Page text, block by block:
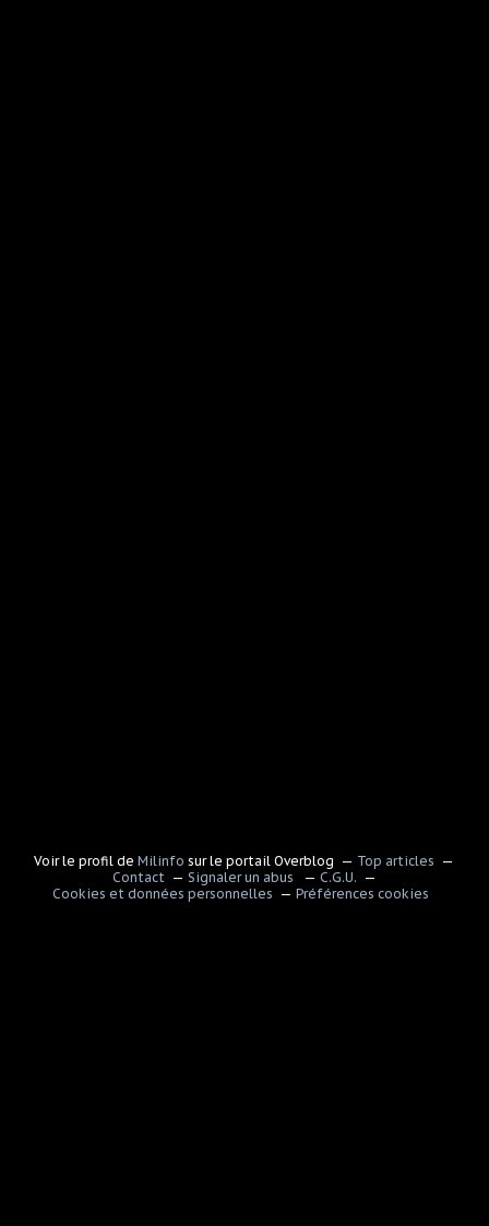
Voir le profil deMilinfo sur le portail Overblog
Top articles
Contact
Signaler un abus
C.G.U.
Cookies et données personnelles
Préférences cookies